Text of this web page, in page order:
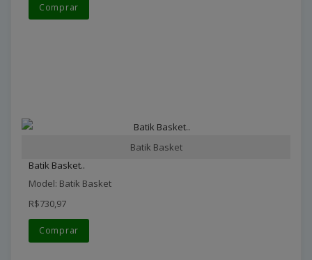
Comprar
Batik Basket
Batik Basket..
Model: Batik Basket
R$730,97
Comprar